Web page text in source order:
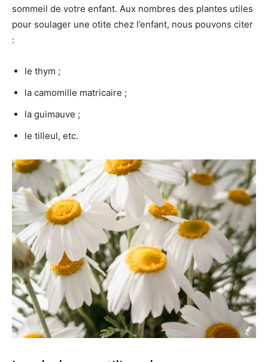
sommeil de votre enfant. Aux nombres des plantes utiles
pour soulager une otite chez l’enfant, nous pouvons citer
:
le thym ;
la camomille matricaire ;
la guimauve ;
le tilleul, etc.